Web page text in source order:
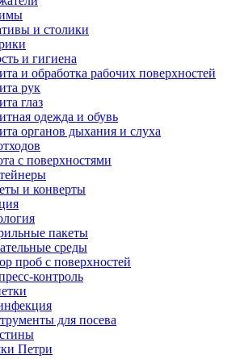
и столики
и гигиена
и обработка рабочих поверхностей
рук
глаз
одежда и обувь
органов дыхания и слуха
с поверхностями
и конверты
пакеты
среды
проб с поверхностей
контроль
для посева
Петри